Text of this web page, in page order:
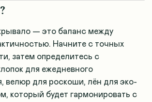
— это баланс между
Начните с точных
затем определитесь с
для ежедневного
велюр для роскоши, лён для эко-
который будет гармонировать с